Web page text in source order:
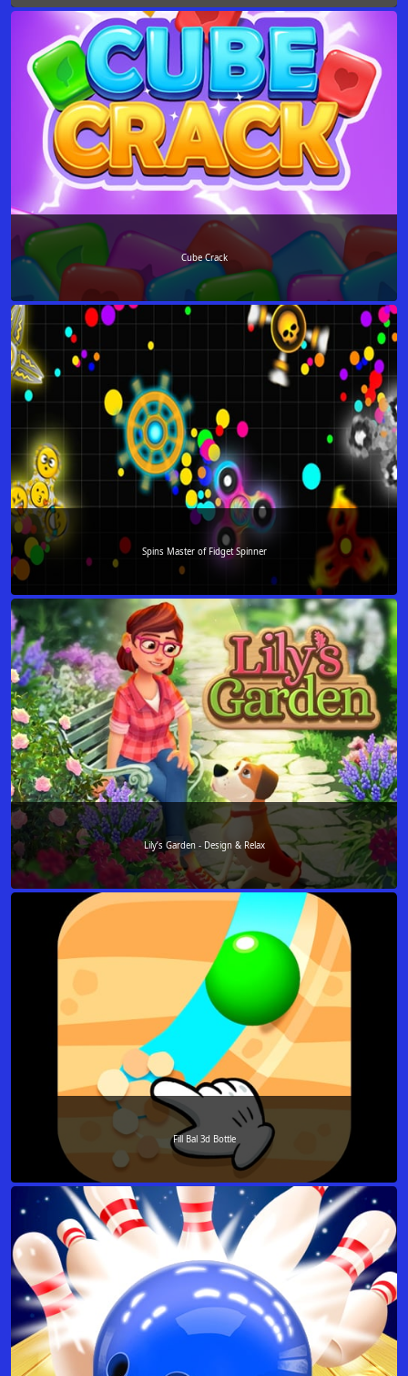
Cube Crack
Spins Master of Fidget Spinner
Lily’s Garden - Design & Relax
Fill Bal 3d Bottle